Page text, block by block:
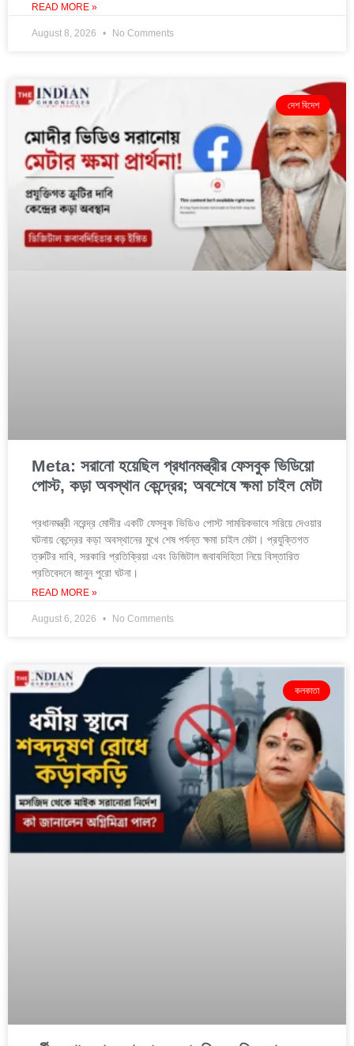
READ MORE »
August 8, 2026 No Comments
দেশ বিদেশ
Meta: সরানো হয়েছিল প্রধানমন্ত্রীর ফেসবুক ভিডিয়ো
পোস্ট, কড়া অবস্থান কেন্দ্রের; অবশেষে ক্ষমা চাইল মেটা
প্রধানমন্ত্রী নরেন্দ্র মোদীর একটি ফেসবুক ভিডিও পোস্ট সাময়িকভাবে সরিয়ে দেওয়ার
ঘটনায় কেন্দ্রের কড়া অবস্থানের মুখে শেষ পর্যন্ত ক্ষমা চাইল মেটা। প্রযুক্তিগত
ত্রুটির দাবি, সরকারি প্রতিক্রিয়া এবং ডিজিটাল জবাবদিহিতা নিয়ে বিস্তারিত
প্রতিবেদনে জানুন পুরো ঘটনা।
READ MORE »
August 6, 2026 No Comments
কলকাতা